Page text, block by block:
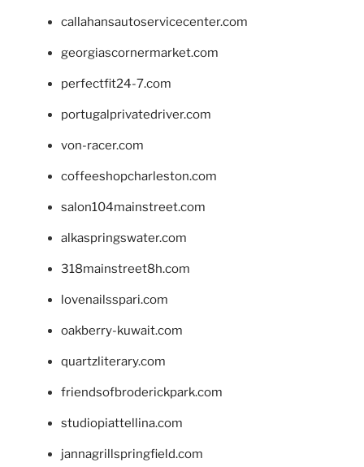
callahansautoservicecenter.com
georgiascornermarket.com
perfectfit24-7.com
portugalprivatedriver.com
von-racer.com
coffeeshopcharleston.com
salon104mainstreet.com
alkaspringswater.com
318mainstreet8h.com
lovenailsspari.com
oakberry-kuwait.com
quartzliterary.com
friendsofbroderickpark.com
studiopiattellina.com
jannagrillspringfield.com